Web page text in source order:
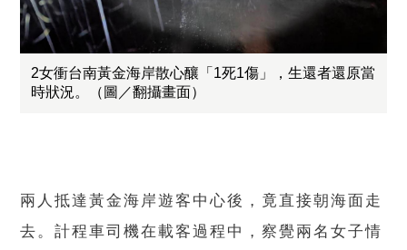
2女衝台南黃金海岸散心釀「1死1傷」，生還者還原當
時狀況。（圖／翻攝畫面）
兩人抵達黃金海岸遊客中心後，竟直接朝海面走
去。計程車司機在載客過程中，察覺兩名女子情